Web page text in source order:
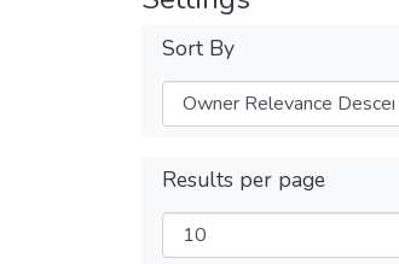
Sort By
Results per page